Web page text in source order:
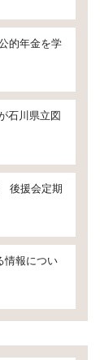
的年金を学
石川県立図
後援会定期
情報につい